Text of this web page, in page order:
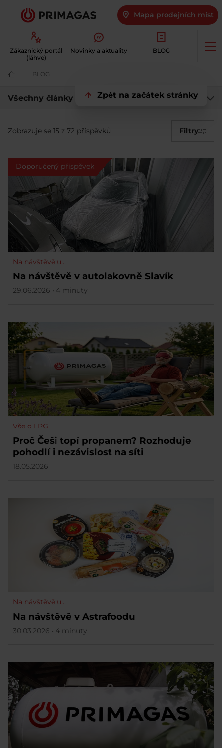
Mapa prodejních míst
Zákaznický portál
(láhve)
Novinky a aktuality BLOG
Zpět na začátek stránky
Váš
plynu
|
LPG
BLOG
Blog
vše
ze
světa
LPG
Všechny články
Zobrazuje se 15 z 72 příspěvků Filtry
Doporučený příspěvek
Na návštěvě u...
Na návštěvě v autolakovně Slavík
29.06.2026 • 4 minuty
Vše o LPG
Proč Češi topí propanem? Rozhoduje
pohodlí i nezávislost na síti
18.05.2026
Na návštěvě u...
Na návštěvě v Astrafoodu
30.03.2026 • 4 minuty